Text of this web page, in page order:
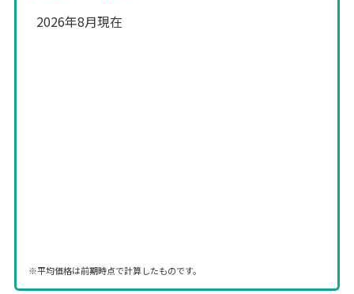
2026年8月現在
※平均価格は前期時点で計算したものです。